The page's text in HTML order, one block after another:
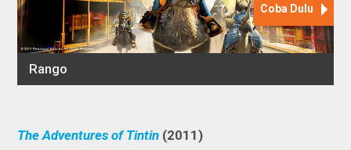
The Adventures of Tintin (2011)